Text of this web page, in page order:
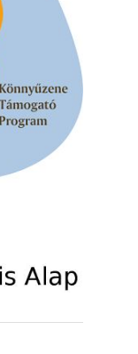
én is
13-23.)
Scofield
éves
Daveform